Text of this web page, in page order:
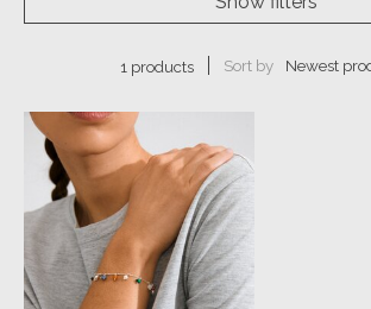
1 products Sort by Newest